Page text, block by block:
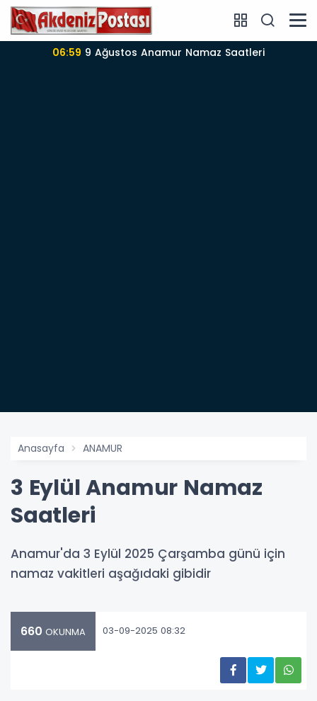
06:59 9 Ağustos Anamur Namaz Saatleri
Anasayfa ANAMUR
3 Eylül Anamur Namaz
Saatleri
Anamur'da 3 Eylül 2025 Çarşamba günü için
namaz vakitleri aşağıdaki gibidir
660 OKUNMA 03-09-2025 08:32